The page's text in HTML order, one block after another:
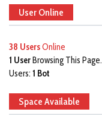
User Online
38 UsersOnline
1 UserBrowsing This Page.
Users: 1 Bot
Space Available